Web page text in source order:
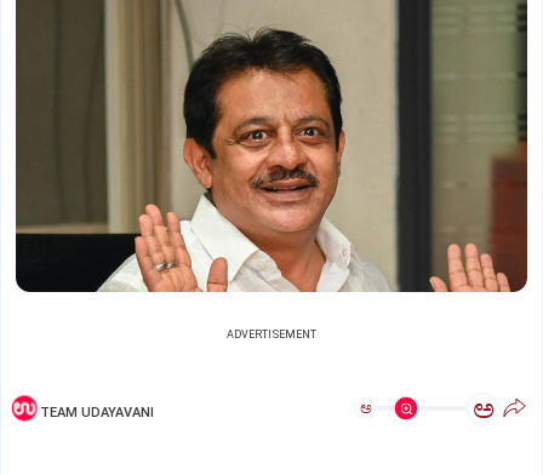
ADVERTISEMENT
TEAM UDAYAVANI ಅ ಅ